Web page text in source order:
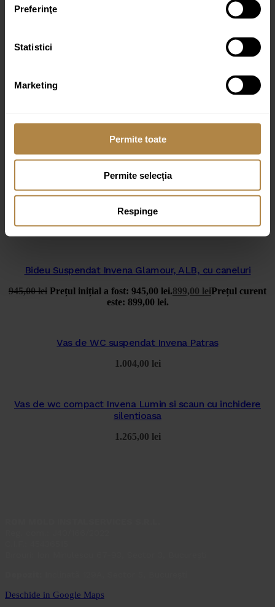
Preferinţe
Statistici
Marketing
Permite toate
Permite selecția
Respinge
Produse similare
Bideu Suspendat Invena Florina, ALB
939,00lei
Bideu Suspendat Invena Glamour, ALB, cu caneluri
945,00lei Prețul inițial a fost: 945,00 lei.899,00 leiPrețul curent
este: 899,00 lei.
Vas de WC suspendat Invena Patras
1.004,00 lei
Vas de wc compact Invena Lumin si scaun cu inchidere
silentioasa
1.265,00 lei
Deschide in Google Maps